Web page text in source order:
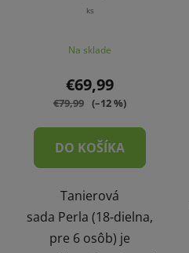
ks
Na sklade
€69,99
€79,99 (–12 %)
DO KOŠÍKA
Tanierová
sada Perla (18-dielna,
pre 6 osôb) je